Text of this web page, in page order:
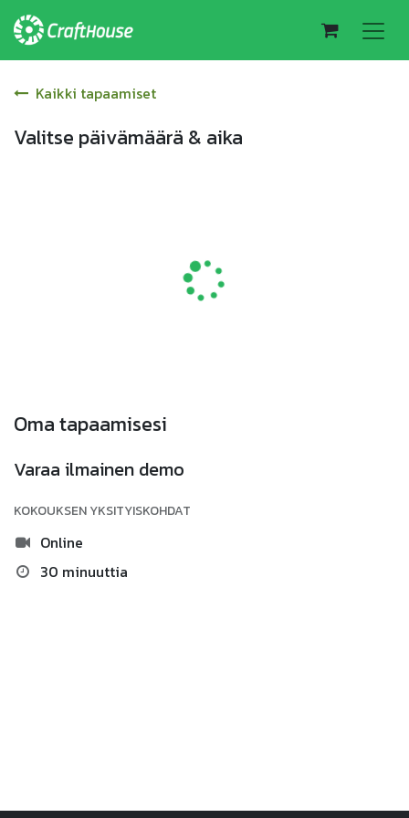
Kaikki tapaamiset
Valitse päivämäärä & aika
Oma tapaamisesi
Varaa ilmainen demo
KOKOUKSEN YKSITYISKOHDAT
Online
30 minuuttia